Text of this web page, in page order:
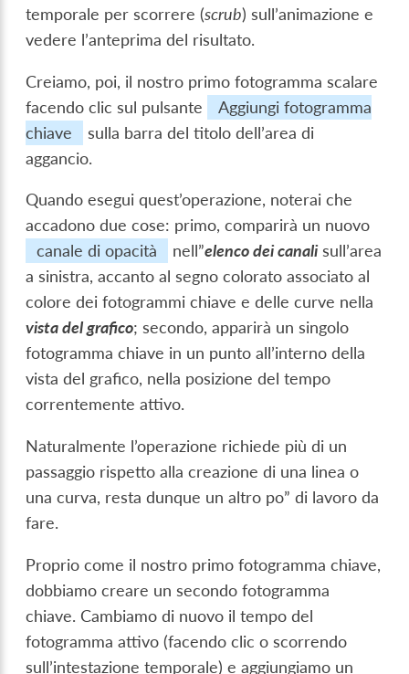
temporale per scorrere (scrub) sull’animazione e
vedere l’anteprima del risultato.
Creiamo, poi, il nostro primofotogramma scalare
facendo clic sul pulsante
Aggiungi fotogramma
chiave
sulla barra del titolo dell’area di
aggancio.
Quando esegui quest’operazione, noterai che
accadono due cose: primo, comparirà un nuovo
canale di opacità
nell”elenco dei canali sull’area
a sinistra, accanto al segno colorato associato al
colore dei fotogrammi chiave e delle curve nella
vista del grafico; secondo, apparirà un singolo
fotogramma chiave in un punto all’interno della
vista del grafico, nella posizione del tempo
correntemente attivo.
Naturalmente l’operazione richiede più di un
passaggio rispetto alla creazione di una linea o
una curva, resta dunque un altro po” di lavoro da
fare.
Proprio come il nostro primo fotogramma chiave,
dobbiamo creare un secondo fotogramma
chiave. Cambiamo di nuovo il tempo del
fotogramma attivo (facendo clic o scorrendo
sull’intestazione temporale) e aggiungiamo un